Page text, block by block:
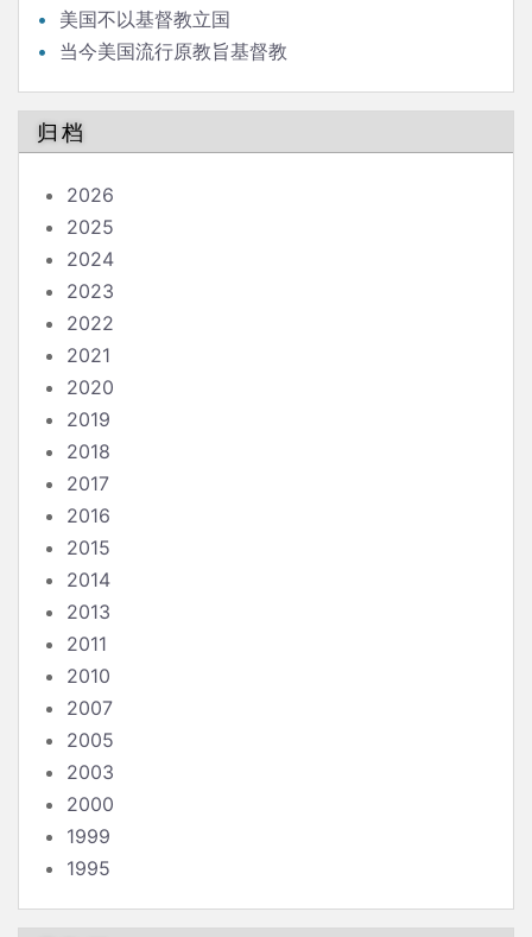
美国不以基督教立国
当今美国流行原教旨基督教
归档
2026
2025
2024
2023
2022
2021
2020
2019
2018
2017
2016
2015
2014
2013
2011
2010
2007
2005
2003
2000
1999
1995